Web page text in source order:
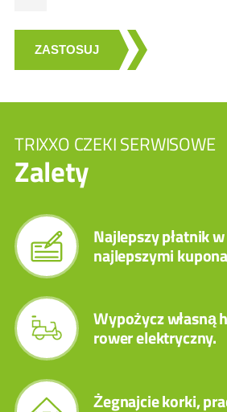
TRIXXO CZEKI SERWISOWE
Zalety
Najlepszy płatnik
najlepszymi
Wypożycz własną
rower elektryczny.
Żegnajcie korki,
ZASTOSUJ